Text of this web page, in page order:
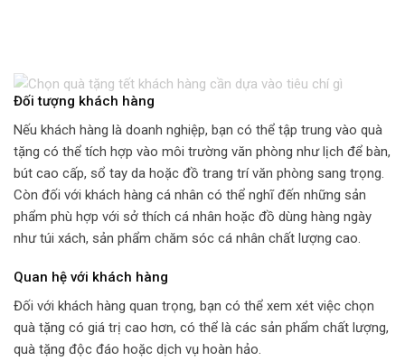
Đối tượng khách hàng
Nếu khách hàng là doanh nghiệp, bạn có thể tập trung vào quà
tặng có thể tích hợp vào môi trường văn phòng như lịch để bàn,
bút cao cấp, sổ tay da hoặc đồ trang trí văn phòng sang trọng.
Còn đối với khách hàng cá nhân có thể nghĩ đến những sản
phẩm phù hợp với sở thích cá nhân hoặc đồ dùng hàng ngày
như túi xách, sản phẩm chăm sóc cá nhân chất lượng cao.
Quan hệ với khách hàng
Đối với khách hàng quan trọng, bạn có thể xem xét việc chọn
quà tặng có giá trị cao hơn, có thể là các sản phẩm chất lượng,
quà tặng độc đáo hoặc dịch vụ hoàn hảo.